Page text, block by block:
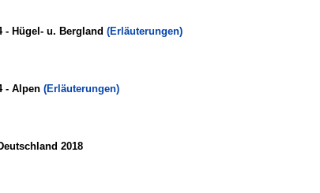
- Hügel- u. Bergland (Erläuterungen)
- Alpen (Erläuterungen)
2018